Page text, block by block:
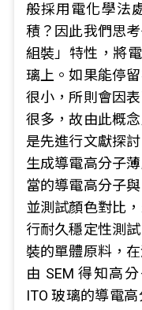
般採用電化學法
積？因此我們思
組裝」特性，將
璃上。如果能停
很小，所則會因
很多，故由此概
是先進行文獻探
生成導電高分子
當的導電高分子
並測試顏色對比
行耐久穩定性測
裝的單體原料，
由 SEM 得知高
ITO 玻璃的導電